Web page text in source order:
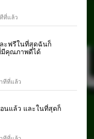
ที่แล้ว
ะฟรีในที่สุดฉันก็
คุณภาพดีได้
ทีที่แล้ว
นแล้ว และในที่สุดก็